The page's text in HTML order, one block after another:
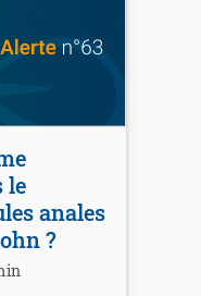
le
anales
?